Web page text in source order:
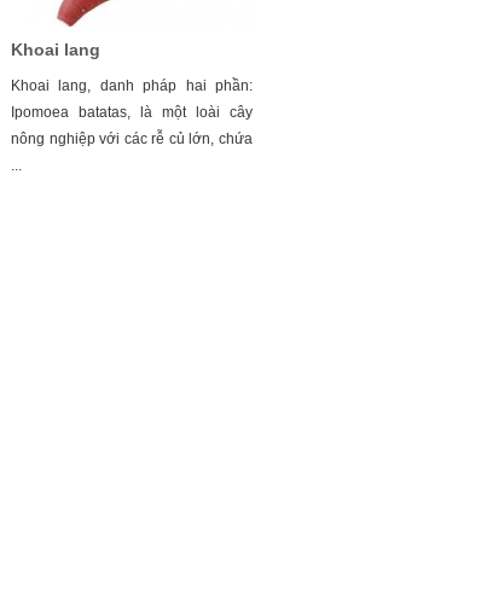
Khoai lang
Khoai lang, danh pháp hai phần:
Ipomoea batatas, là một loài cây
nông nghiệp với các rễ củ lớn, chứa
...